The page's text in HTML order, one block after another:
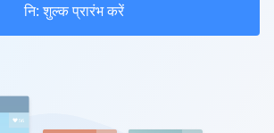
नि: शुल्क प्रारंभ करें